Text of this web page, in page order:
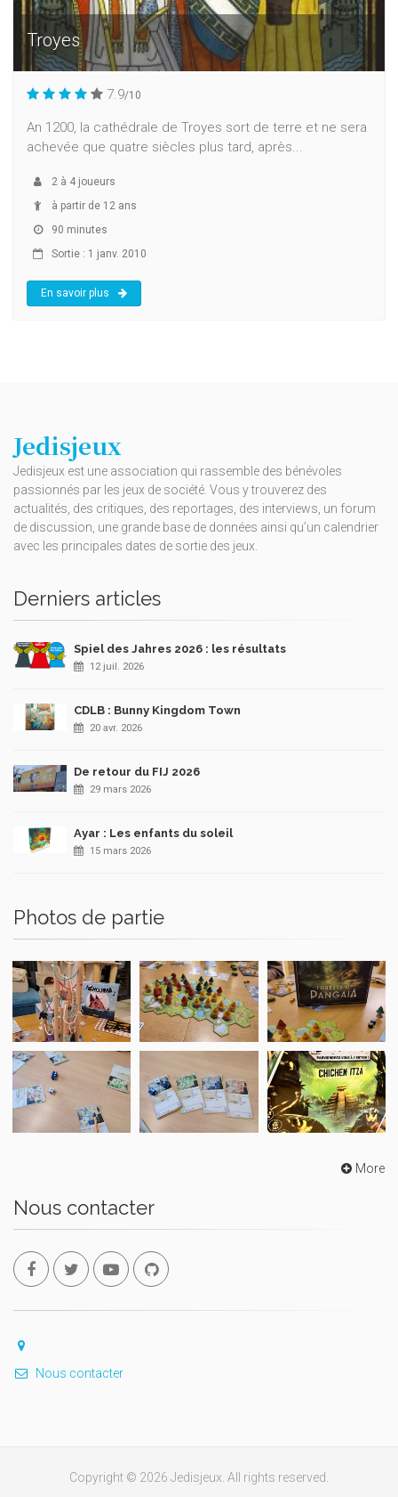
Troyes
7.9/10
An 1200, la cathédrale de Troyes sort de terre et ne sera
achevée que quatre siècles plus tard, après...
2 à 4 joueurs
à partir de 12 ans
90 minutes
Sortie : 1 janv. 2010
En savoir plus
Jedisjeux
Jedisjeux est une association qui rassemble des bénévoles
passionnés par les jeux de société. Vous y trouverez des
actualités, des critiques, des reportages, des interviews, un forum
de discussion, une grande base de données ainsi qu’un calendrier
avec les principales dates de sortie des jeux.
Derniers articles
Spiel des Jahres 2026 : les résultats
12 juil. 2026
CDLB : Bunny Kingdom Town
20 avr. 2026
De retour du FIJ 2026
29 mars 2026
Ayar : Les enfants du soleil
15 mars 2026
Photos de partie
More
Nous contacter
Nous contacter
Copyright © 2026 Jedisjeux. All rights reserved.